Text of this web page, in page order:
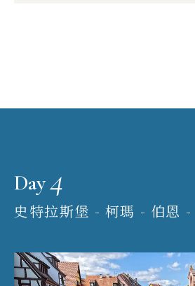
Day4
史特拉斯堡 - 柯瑪 - 伯恩 -